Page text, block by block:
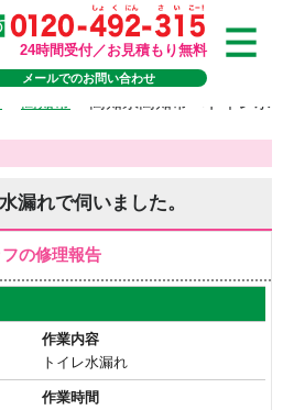
24時間受付／お見積もり無料
メールでのお問い合わせ
漏れで伺いました。
フの修理報告
作業内容
トイレ水漏れ
作業時間